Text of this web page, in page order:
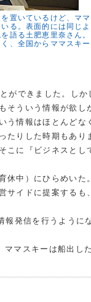
置いているけど、ママ
る。表面的には同じ
語る土肥恵里奈さん。
、全国からママスキー
ができました。しか
そういう情報が欲し
う情報はほとんどな
たりした時期もあり
こに『ビジネスとし
中）にひらめいた。
サイドに提案するも
発信を行うように
マスキーは船出し